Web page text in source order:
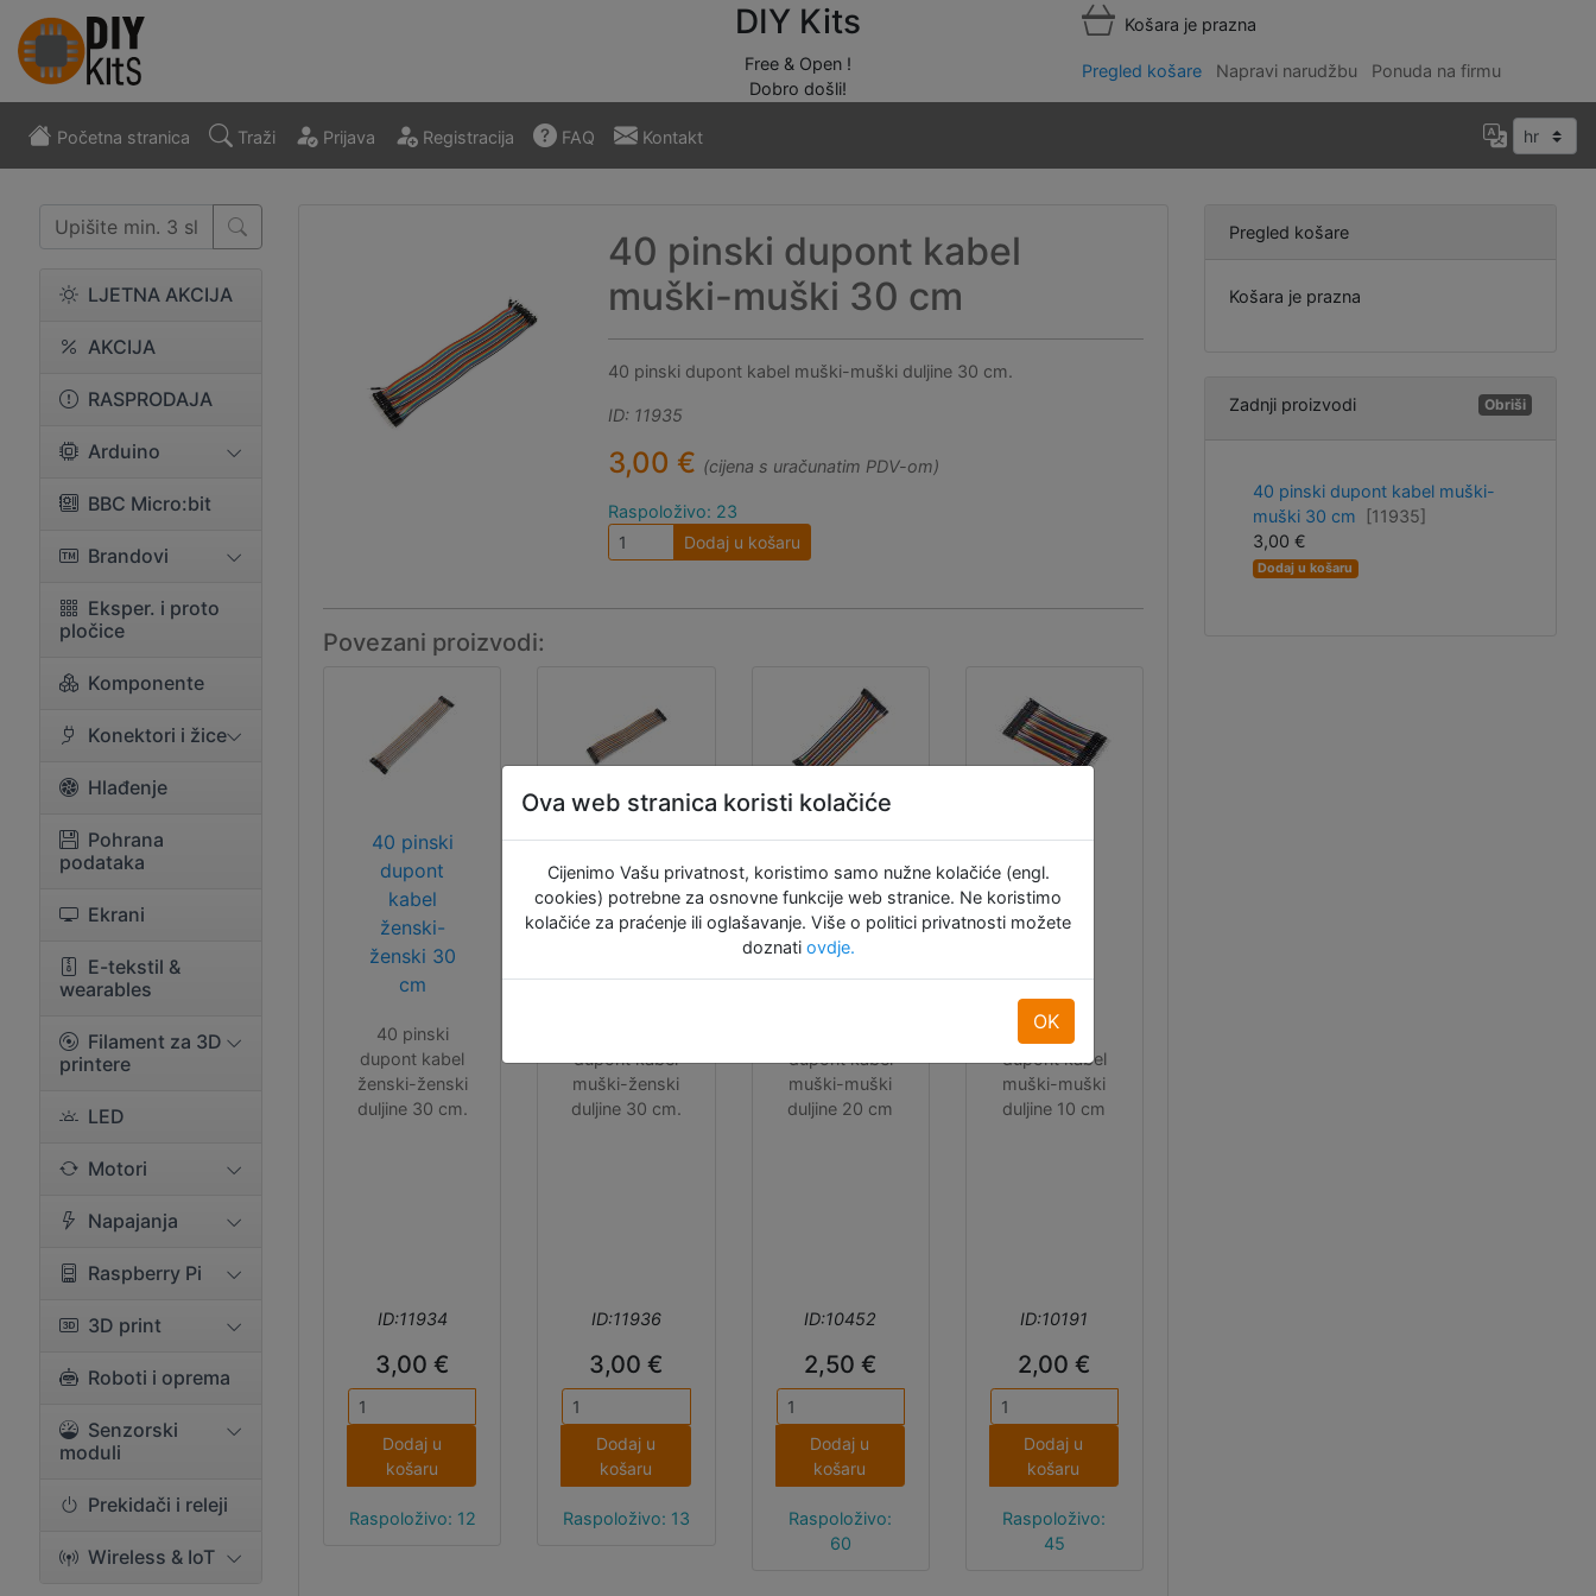
DIY Kits
Free & Open !
Dobro došli!
Košara je prazna
Pregled košare Napravi narudžbu Ponuda na firmu
Početna stranica Traži Prijava Registracija FAQ Kontakt
LJETNA AKCIJA
AKCIJA
RASPRODAJA
Arduino
BBC Micro:bit
Brandovi
Eksper. i proto
pločice
Komponente
Konektori i žice
Hlađenje
Pohrana
podataka
Ekrani
E-tekstil &
wearables
Filament za 3D
printere
LED
Motori
Napajanja
Raspberry Pi
3D print
Roboti i oprema
Senzorski
moduli
Prekidači i releji
Wireless & IoT
40 pinski dupont kabel
muški-muški 30 cm
40 pinski dupont kabel muški-muški duljine 30 cm.
ID: 11935
3,00 € (cijena s uračunatim PDV-om)
Raspoloživo: 23
Dodaj u košaru
Povezani proizvodi:
40 pinski
dupont
kabel
ženski-
ženski 30
cm
40 pinski
dupont kabel
ženski-ženski
duljine 30 cm.
ID:11934
3,00 €
Dodaj u
košaru
Raspoloživo: 12
40 pinski
dupont
kabel
muški-
cm
dupont kabel
muški-ženski
duljine 30 cm.
ID:11936
3,00 €
Dodaj u
košaru
Raspoloživo: 13
40 pinski
dupont
kabel
muški-
muški 20
cm
dupont kabel
muški-muški
duljine 20 cm
ID:10452
2,50 €
Dodaj u
košaru
Raspoloživo:
60
40 pinski
dupont
kabel
muški-
cm
40 pinski
dupont kabel
muški-muški
duljine 10 cm
ID:10191
2,00 €
Dodaj u
košaru
Raspoloživo:
45
Pregled košare
Košara je prazna
Zadnji proizvodi Obriši
40 pinski dupont kabel muški-
muški 30 cm
[11935]
3,00 €
Dodaj u košaru
Ova web stranica koristi kolačiće
Cijenimo Vašu privatnost, koristimo samo nužne kolačiće (engl.
cookies) potrebne za osnovne funkcije web stranice. Ne koristimo
kolačiće za praćenje ili oglašavanje. Više o politici privatnosti možete
doznatiovdje.
OK